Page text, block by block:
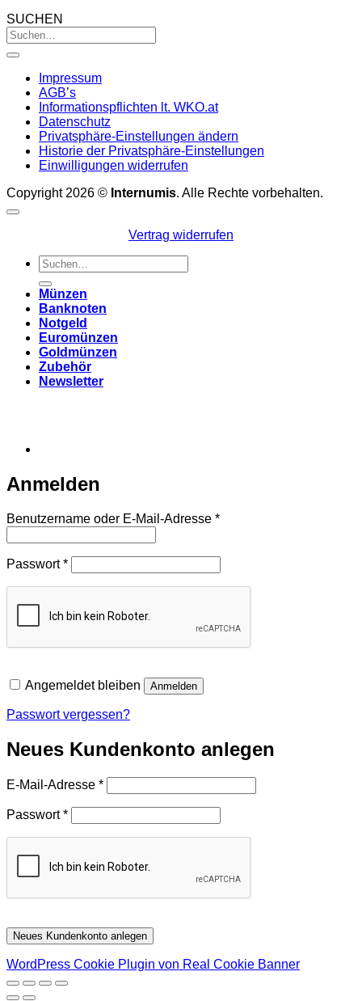
SUCHEN
Impressum
AGB’s
Informationspflichten lt. WKO.at
Datenschutz
Privatsphäre-Einstellungen ändern
Historie der Privatsphäre-Einstellungen
Einwilligungen widerrufen
Copyright 2026 © Internumis. Alle Rechte vorbehalten.
Vertrag widerrufen
Suchen
nach:
Münzen
Banknoten
Notgeld
Euromünzen
Goldmünzen
Zubehör
Newsletter
Anmelden
Benutzername oder E-Mail-Adresse *Erforderlich
Passwort*Erforderlich
Angemeldet bleiben Anmelden
Passwort vergessen?
Neues Kundenkonto anlegen
E-Mail-Adresse *Erforderlich
Passwort*Erforderlich
Neues Kundenkonto anlegen
WordPress Cookie Plugin von Real Cookie Banner